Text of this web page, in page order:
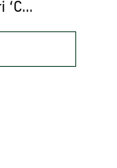
Cotoneaster dammeri ‘Coral Beauty’